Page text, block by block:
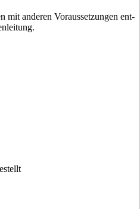
mit anderen Vor­aus­set­zun­gen ent­